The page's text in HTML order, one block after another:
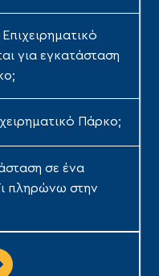
για εγκατάσταση
Πάρκο;
σε ένα
πληρώνω στην